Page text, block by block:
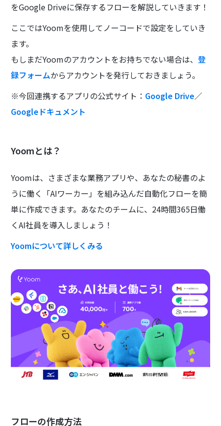
をGoogle Driveに保存するフローを解説していきます！
ここではYoomを使用してノーコードで設定をしていき
ます。
もしまだYoomのアカウントをお持ちでない場合は、登
録フォームからアカウントを発行しておきましょう。
※今回連携するアプリの公式サイト： Google Drive／
Googleドキュメント
Yoomとは？
Yoomは、さまざまな業務アプリや、あなたの秘書のよ
うに働く「AIワーカー」を組み込んだ自動化フローを簡
単に作成できます。あなたのチームに、24時間365日働
くAI社員を導入しましょう！
Yoomについて詳しくみる
フローの作成方法